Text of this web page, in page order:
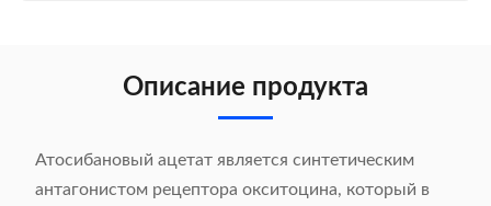
Описание продукта
Атосибановый ацетат является синтетическим
антагонистом рецептора окситоцина, который в